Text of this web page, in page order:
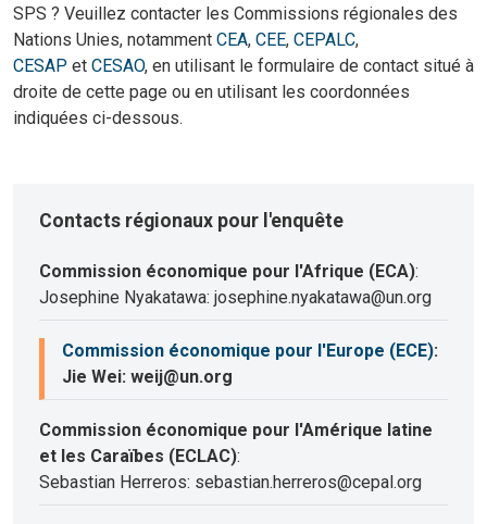
SPS ? Veuillez contacter les Commissions régionales des
Nations Unies, notamment CEA, CEE, CEPALC,
CESAP et CESAO, en utilisant le formulaire de contact situé à
droite de cette page ou en utilisant les coordonnées
indiquées ci-dessous.
Contacts régionaux pour l'enquête
Commission économique pour l'Afrique (ECA):
Josephine Nyakatawa: josephine.nyakatawa@un.org
Commission économique pour l'Europe (ECE):
Jie Wei: weij@un.org
Commission économique pour l'Amérique latine
et les Caraïbes (ECLAC):
Sebastian Herreros: sebastian.herreros@cepal.org